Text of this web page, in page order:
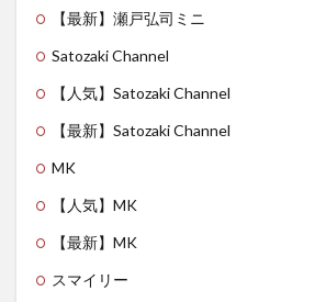
【最新】瀬戸弘司ミニ
Satozaki Channel
【人気】Satozaki Channel
【最新】Satozaki Channel
MK
【人気】MK
【最新】MK
スマイリー